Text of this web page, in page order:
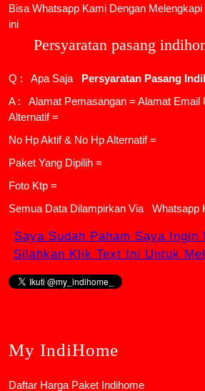
Bisa Whatsapp Kami Dengan
ini
Persyaratan pasang
Q : Apa Saja Persyaratan Pasang
A : Alamat Pemasangan = Alamat Email
Alternatif =
No Hp Aktif & No Hp Alternatif =
Paket Yang Dipilih =
Foto Ktp =
Semua Data Dilampirkan Via
Whatsapp
Saya Sudah Paham Saya Ingin
Silahkan Klik Text Ini Untuk
My IndiHome
Daftar Harga Paket Indihome